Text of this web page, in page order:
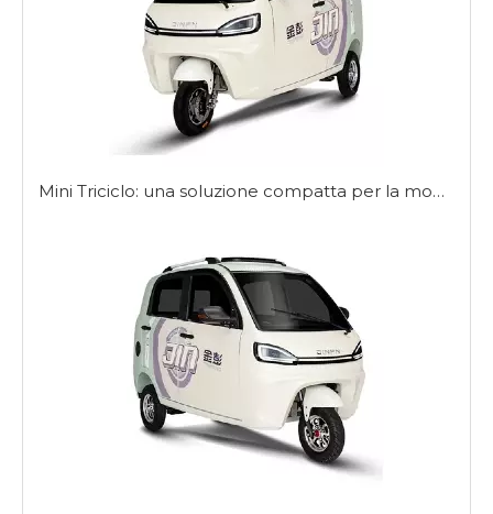
Mini Triciclo: una soluzione compatta per la mobilità urbana